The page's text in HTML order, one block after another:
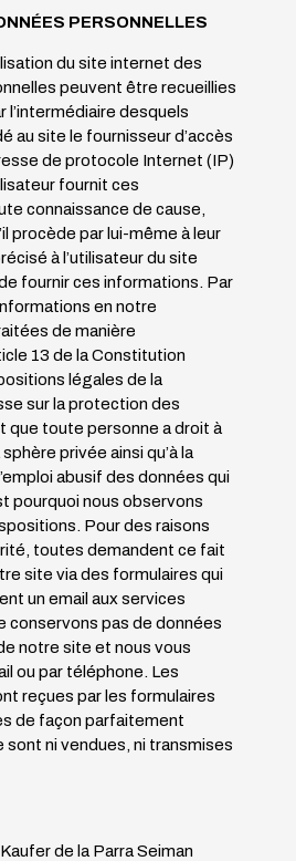
PERSONNELLES
du site internet des
peuvent être recueillies
l’intermédiaire desquels
au site le fournisseur d’accès
de protocole Internet (IP)
fournit ces
connaissance de cause,
procède par lui-même à leur
à l’utilisateur du site
fournir ces informations. Par
en notre
de manière
13 de la Constitution
légales de la
sur la protection des
que toute personne a droit à
privée ainsi qu’à la
abusif des données qui
pourquoi nous observons
Pour des raisons
toutes demandent ce fait
site via des formulaires qui
un email aux services
conservons pas de données
notre site et nous vous
ou par téléphone. Les
reçues par les formulaires
de façon parfaitement
ni vendues, ni transmises
de la Parra Seiman